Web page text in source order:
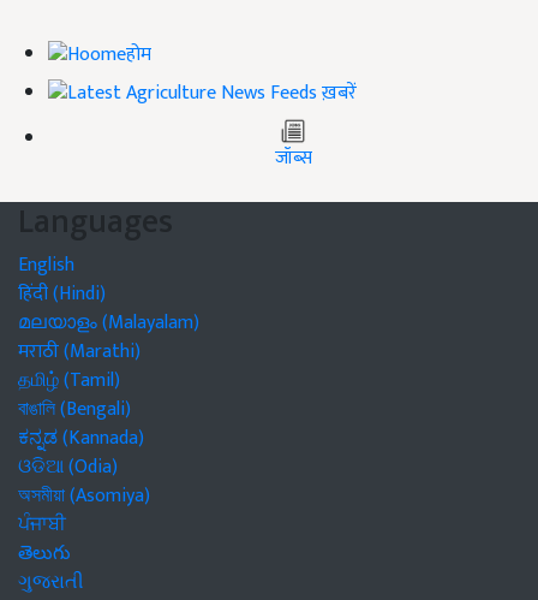
होम
ख़बरें
जॉब्स
Languages
English
हिंदी (Hindi)
മലയാളം (Malayalam)
मराठी (Marathi)
தமிழ் (Tamil)
বাঙালি (Bengali)
ಕನ್ನಡ (Kannada)
ଓଡିଆ (Odia)
অসমীয়া (Asomiya)
ਪੰਜਾਬੀ
తెలుగు
ગુજરાતી